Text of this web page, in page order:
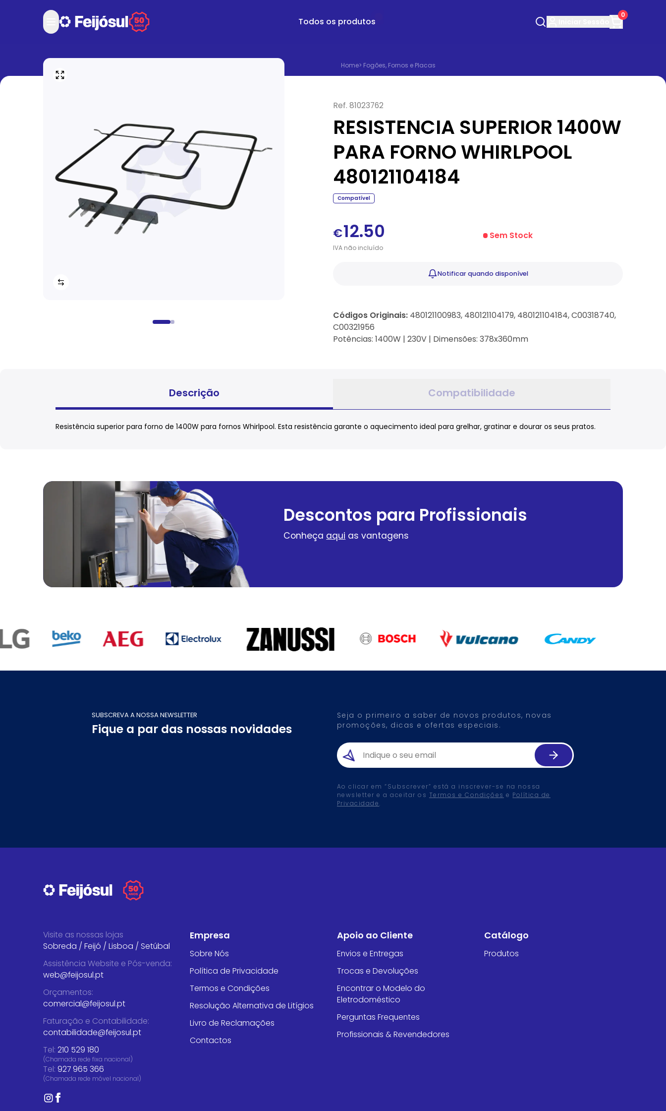
Todos os produtos
0
Home> Fogões, Fornos e Placas
Ref. 81023762
RESISTENCIA SUPERIOR 1400W
PARA FORNO WHIRLPOOL
480121104184
Compatível
€12.50
IVAnãoincluído
Sem Stock
Notificarquando disponível
Códigos Originais:480121100983, 480121104179, 480121104184, C00318740,
C00321956
Potências: 1400W | 230V | Dimensões: 378x360mm
Descrição Compatibilidade
Resistência superior para forno de 1400W para fornos Whirlpool. Esta resistência garante o aquecimento ideal para grelhar, gratinar e dourar os seus pratos.
Descontos para Profissionais
Conheça aqui as vantagens
SUBSCREVA A NOSSA NEWSLETTER
Fique a par das nossas novidades
Seja o primeiro a saber de novos produtos, novas
promoções, dicas e ofertas especiais.
Ao clicar em “Subscrever” está a inscrever-se na nossa
newsletter e a aceitar os Termos e Condições e Política de
Privacidade.
Visite as nossas lojas
Sobreda / Feijó / Lisboa / Setúbal
Assistência Website e Pós-venda:
web@feijosul.pt
Orçamentos:
comercial@feijosul.pt
Faturação e Contabilidade:
contabilidade@feijosul.pt
Tel: 210 529 180
(Chamada rede fixa nacional)
Tel: 927 965 366
(Chamada rede móvel nacional)
Empresa
Sobre Nós
Política de Privacidade
Termos e Condições
Resolução Alternativa de Litígios
Livro de Reclamações
Contactos
Apoio ao Cliente
Envios e Entregas
Trocas e Devoluções
Encontrar o Modelo do
Eletrodoméstico
Perguntas Frequentes
Profissionais & Revendedores
Catálogo
Produtos